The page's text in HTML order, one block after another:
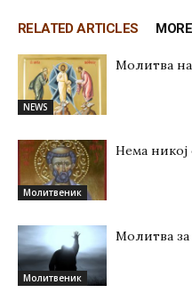
RELATED ARTICLES
NEWS
Молитва
Молитвеник
Нема никој
Молитвеник
Молитва